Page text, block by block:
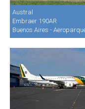
Austral
Embraer 190AR
Buenos Aires -